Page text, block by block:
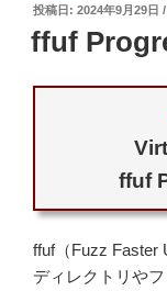
投
稿
2024年9月29日
ffuf
ffuf
ffuf（Fuzz Faster
ディレクトリや